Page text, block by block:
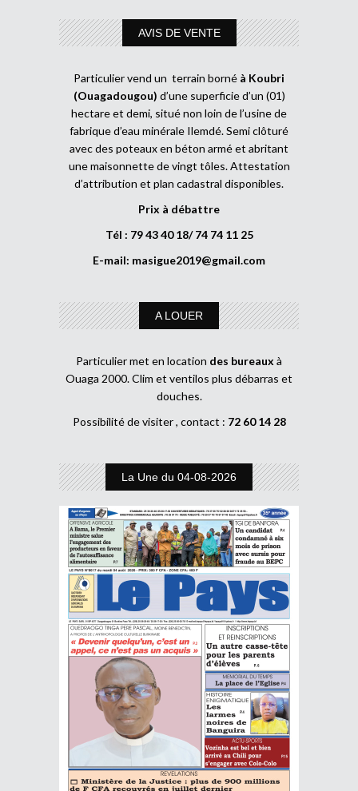
AVIS DE VENTE
Particulier vend un terrain borné à Koubri
(Ouagadougou) d’une superficie d’un (01)
hectare et demi, situé non loin de l’usine de
fabrique d’eau minérale Ilemdé. Semi clôturé
avec des poteaux en béton armé et abritant
une maisonnette de vingt tôles. Attestation
d’attribution et plan cadastral disponibles.
Prix à débattre
Tél : 79 43 40 18/ 74 74 11 25
E-mail: masigue2019@gmail.com
A LOUER
Particulier met en location des bureaux à
Ouaga 2000. Clim et ventilos plus débarras et
douches.
Possibilité de visiter , contact : 72 60 14 28
La Une du 04-08-2026